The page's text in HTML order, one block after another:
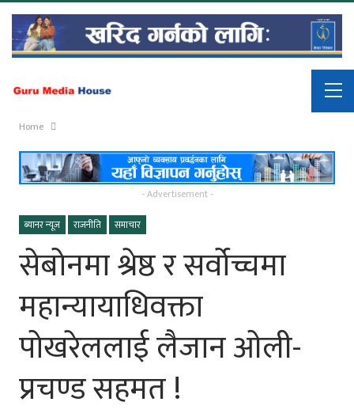
Home
- Advertisement -
ब्यानर न्यूज
राजनीति समाचार
सेबोनमा श्रेष्ठ र सर्वोच्चमा
महान्यायाधिवक्ता
पोखरेललाई लैजान ओली-
प्रचण्ड सहमत !